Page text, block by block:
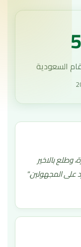
السعودية
بالاخير
المجهولين."